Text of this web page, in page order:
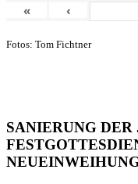
« ‹
Fotos: Tom Fichtner
SANIERUNG